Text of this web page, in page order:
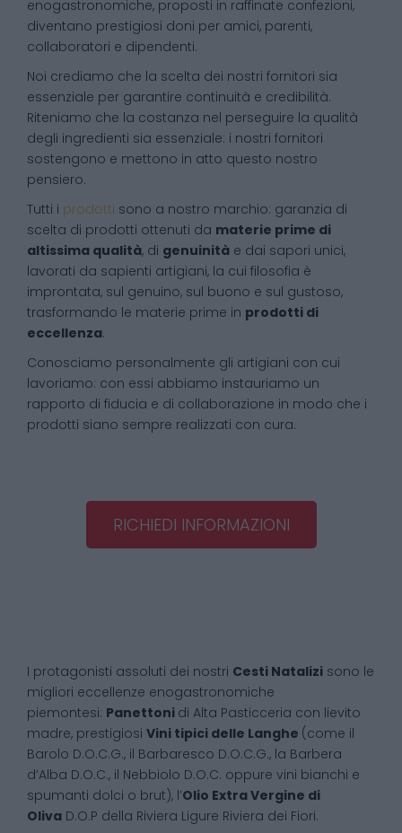
enogastronomiche, proposti in raffinate confezioni,
diventano prestigiosi doni per amici, parenti,
collaboratori e dipendenti.
Noi crediamo che la scelta dei nostri fornitori sia
essenziale per garantire continuità e credibilità.
Riteniamo che la costanza nel perseguire la qualità
degli ingredienti sia essenziale: i nostri fornitori
sostengono e mettono in atto questo nostro
pensiero.
Tutti i prodotti sono a nostro marchio: garanzia di
scelta di prodotti ottenuti da materie prime di
altissima qualità, di genuinità e dai sapori unici,
lavorati da sapienti artigiani, la cui filosofia è
improntata, sul genuino, sul buono e sul gustoso,
trasformando le materie prime in prodotti di
eccellenza.
Conosciamo personalmente gli artigiani con cui
lavoriamo: con essi abbiamo instauriamo un
rapporto di fiducia e di collaborazione in modo che i
prodotti siano sempre realizzati con cura.
RICHIEDI INFORMAZIONI
I protagonisti assoluti dei nostri Cesti Natalizi sono le
migliori eccellenze enogastronomiche
piemontesi: Panettoni di Alta Pasticceria con lievito
madre, prestigiosi Vini tipici delle Langhe (come il
Barolo D.O.C.G., il Barbaresco D.O.C.G., la Barbera
d’Alba D.O.C., il Nebbiolo D.O.C. oppure vini bianchi e
spumanti dolci o brut), l’Olio Extra Vergine di
Oliva D.O.P della Riviera Ligure Riviera dei Fiori.